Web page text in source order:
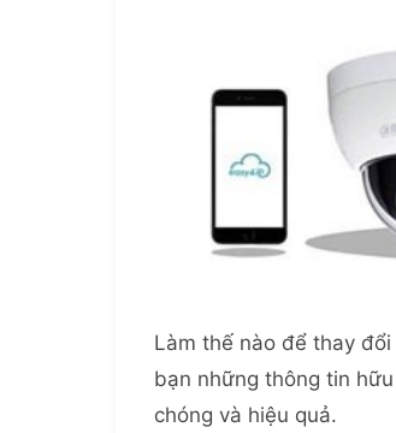
Làm thế nào để thay
bạn những thông tin
chóng và hiệu quả.